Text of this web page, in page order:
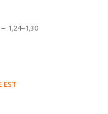
1,24–1,30
EST